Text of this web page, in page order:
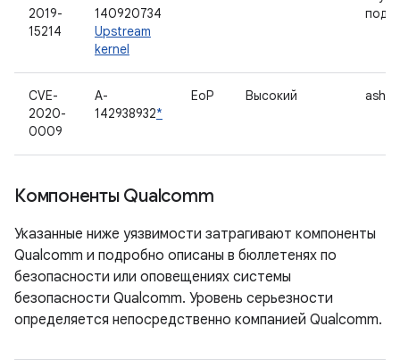
2019-
15214
140920734
Upstream
kernel
CVE-
2020-
0009
A-
142938932*
EoP Высокий
Компоненты Qualcomm
Указанные ниже уязвимости затрагивают компоненты
Qualcomm и подробно описаны в бюллетенях по
безопасности или оповещениях системы
безопасности Qualcomm. Уровень серьезности
определяется непосредственно компанией Qualcomm.